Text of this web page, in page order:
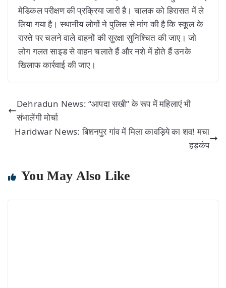
मेडिकल परीक्षण की प्रक्रिया जारी है। चालक को हिरासत में ले
लिया गया है। स्थानीय लोगों ने पुलिस से मांग की है कि स्कूल के
रास्ते पर चलने वाले वाहनों की सुरक्षा सुनिश्चित की जाए। जो
लोग गलत साइड से वाहन चलाते हैं और नशे में होते हैं उनके
खिलाफ कार्रवाई की जाए।
Dehradun News: “आपदा सखी” के रूप में महिलाएं भी
संभालेंगी मोर्चा
Haridwar News: बिशनपुर गांव में मिला कावड़िये का शव! मचा
हड़कंप
You May Also Like